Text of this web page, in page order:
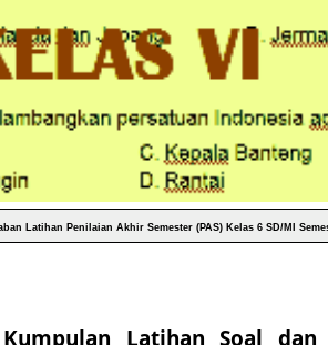
Latihan Penilaian Akhir Semester (PAS) Kelas 6 SD/MI
Kumpulan LatihanSoal dan